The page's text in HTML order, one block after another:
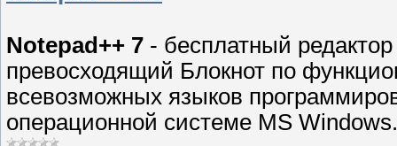
Notepad++ 7 - бесплатный
превосходящий Блокнот по
всевозможных языков
операционной системе MS Windows.